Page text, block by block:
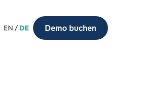
EN / DE Demo buchen